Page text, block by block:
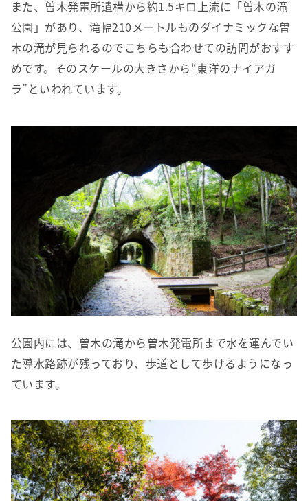
また、曽木発電所遺構から約1.5キロ上流に「曽木の滝
公園」があり、滝幅210メートルものダイナミックな曽
木の滝が見られるのでこちらも合わせての訪問がおすす
めです。そのスケールの大きさから“東洋のナイアガ
ラ”といわれています。
公園内には、曽木の滝から曽木発電所まで水を運んでい
た導水路跡が残っており、歩道として歩けるようになっ
ています。